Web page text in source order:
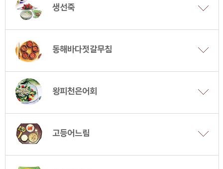
생선죽
동해바다젓갈무침
왕피천은어회
고등어느림